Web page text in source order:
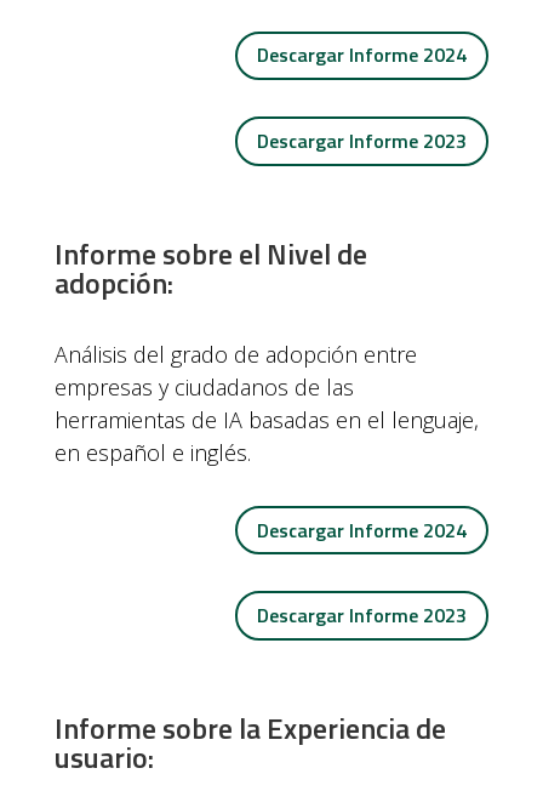
Descargar Informe 2024
Descargar Informe 2023
Informe sobre el Nivel de
adopción:
Análisis del grado de adopción entre
empresas y ciudadanos de las
herramientas de IA basadas en el lenguaje,
en español e inglés.
Descargar Informe 2024
Descargar Informe 2023
Informe sobre la Experiencia de
usuario: